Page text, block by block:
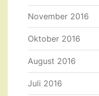
November 2016
Oktober 2016
August 2016
Juli 2016